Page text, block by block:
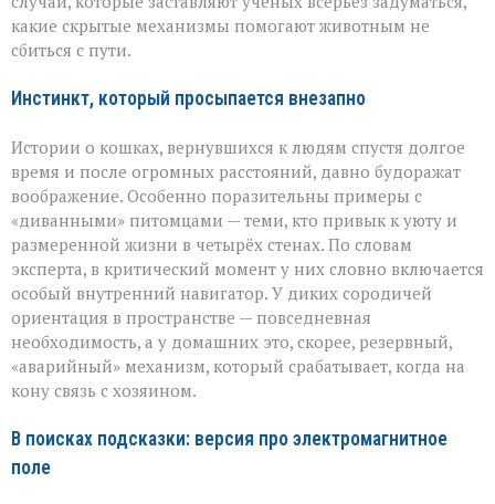
какие скрытые механизмы помогают животным не
сбиться с пути.
Инстинкт, который просыпается внезапно
Истории о кошках, вернувшихся к людям спустя долгое
время и после огромных расстояний, давно будоражат
воображение. Особенно поразительны примеры с
«диванными» питомцами — теми, кто привык к уюту и
размеренной жизни в четырёх стенах. По словам
эксперта, в критический момент у них словно включается
особый внутренний навигатор. У диких сородичей
ориентация в пространстве — повседневная
необходимость, а у домашних это, скорее, резервный,
«аварийный» механизм, который срабатывает, когда на
кону связь с хозяином.
В поисках подсказки: версия про электромагнитное
поле